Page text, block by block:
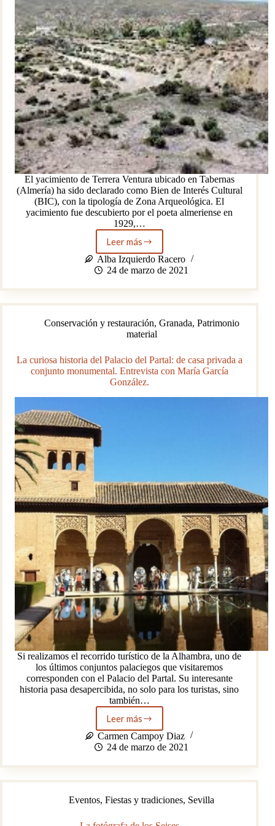
El yacimiento de Terrera Ventura ubicado en Tabernas
(Almería) ha sido declarado como Bien de Interés Cultural
(BIC), con la tipología de Zona Arqueológica. El
yacimiento fue descubierto por el poeta almeriense en
1929,…
Leer más
El
yacimiento
de
Ventura
declarado
de
Interés
Alba Izquierdo Racero
24 de marzo de 2021
Conservación y restauración, Granada, Patrimonio
material
La curiosa historia del Palacio del Partal: de casa privada a
conjunto monumental. Entrevista con María García
González.
Si realizamos el recorrido turístico de la Alhambra, uno de
los últimos conjuntos palaciegos que visitaremos
corresponden con el Palacio del Partal. Su interesante
historia pasa desapercibida, no solo para los turistas, sino
también…
Leer más
La
curiosa
historia
Palacio
del
de
privada
Carmen Campoy Diaz
24 de marzo de 2021
Eventos,Fiestas y tradiciones, Sevilla